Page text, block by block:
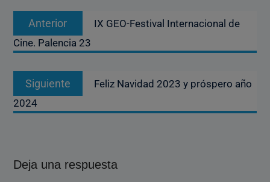
Navegación
entradas
Anterior
anterior:
IX GEO-Festival Internacional de
Cine. Palencia 23
Siguiente
Entrada
siguiente:
Feliz Navidad 2023 y próspero año
2024
Deja una respuesta